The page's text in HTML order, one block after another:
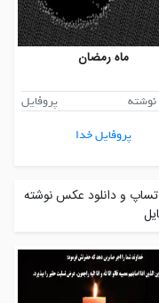
ماه رمضان
پروفایل
پروفایل خدا
و دانلود عکس نوشته